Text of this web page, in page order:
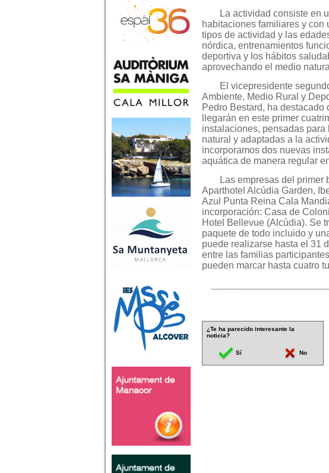
La actividad consiste en
habitaciones familiares y con
tipos de actividad y las
nórdica, entrenamientos
deportiva y los hábitos
aprovechando el medio
El vicepresidente
Ambiente, Medio Rural y
Pedro Bestard, ha
llegarán en este primer
instalaciones, pensadas
natural y adaptadas a la
incorporamos dos nuevas
aquática de manera regular
Las empresas del primer
Aparthotel Alcúdia Garden,
Azul Punta Reina Cala
incorporación: Casa de
Hotel Bellevue (Alcúdia). Se
paquete de todo incluido y
puede realizarse hasta el 31
entre las familias
pueden marcar hasta cuatro
¿Te ha parecido interesante la
noticia?
Sí No